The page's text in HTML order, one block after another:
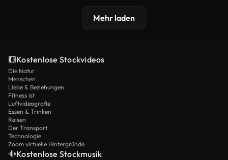
Mehr laden
Kostenlose Stockvideos
Die Natur
Menschen
Liebe & Beziehungen
Fitness ist
Luftvideografie
Essen & Trinken
Reisen
Der Transport
Technologie
Zoom virtuelle Hintergründe
Kostenlose Stockmusik